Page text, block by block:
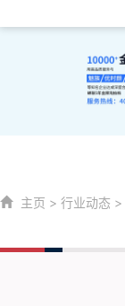
主页 > 行业动态 >